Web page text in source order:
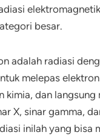
besar.
adalah radiasi
melepas
kimia, dan langsung
X, sinar gamma,
inilah yang bisa